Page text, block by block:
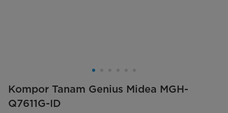
Kompor Tanam Genius Midea MGH-
Q7611G-ID